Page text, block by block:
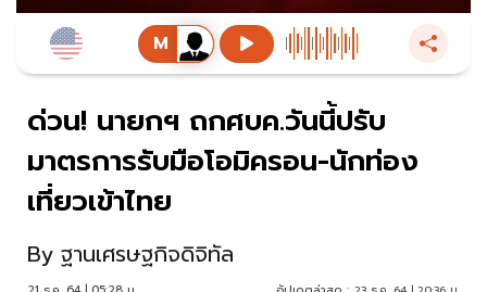
ด่วน! นายกฯ ถกศบค.วันนี้ปรับ
มาตรการรับมือโอมิครอน-นักท่อง
เที่ยวเข้าไทย
By ฐานเศรษฐกิจดิจิทัล